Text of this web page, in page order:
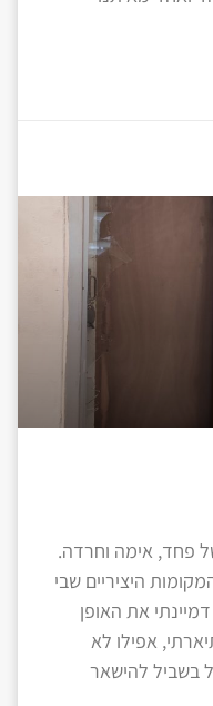
פחד, אימה וחרדה.
היציריים שבי
את האופן
אפילו לא
בשביל להישאר